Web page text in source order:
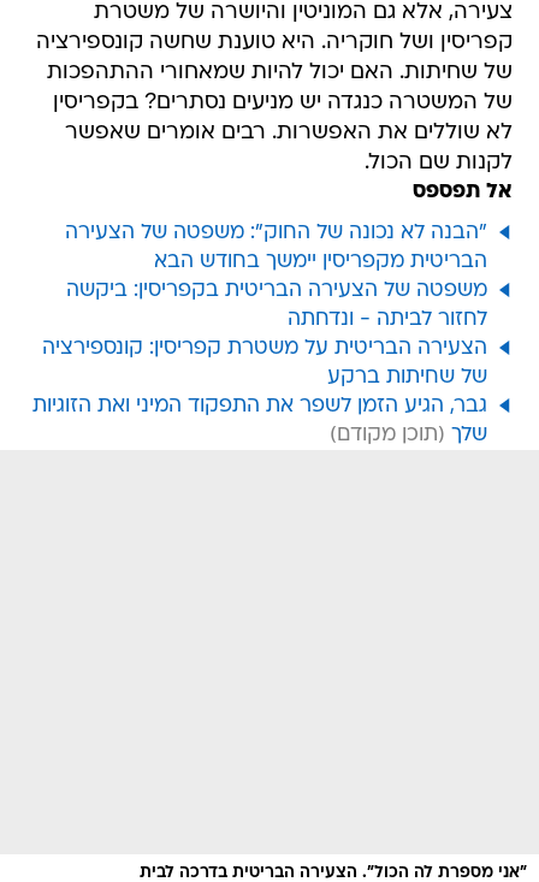
צעירה, אלא גם המוניטין והיושרה של משטרת
קפריסין ושל חוקריה. היא טוענת שחשה קונספירציה
של שחיתות. האם יכול להיות שמאחורי ההתהפכות
של המשטרה כנגדה יש מניעים נסתרים? בקפריסין
לא שוללים את האפשרות. רבים אומרים שאפשר
לקנות שם הכול.
אל תפספס
"הבנה לא נכונה של החוק": משפטה של הצעירה
הבריטית מקפריסין יימשך בחודש הבא
משפטה של הצעירה הבריטית בקפריסין: ביקשה
לחזור לביתה - ונדחתה
הצעירה הבריטית על משטרת קפריסין: קונספירציה
של שחיתות ברקע
גבר, הגיע הזמן לשפר את התפקוד המיני ואת הזוגיות
שלך
"אני מספרת לה הכול". הצעירה הבריטית בדרכה לבית